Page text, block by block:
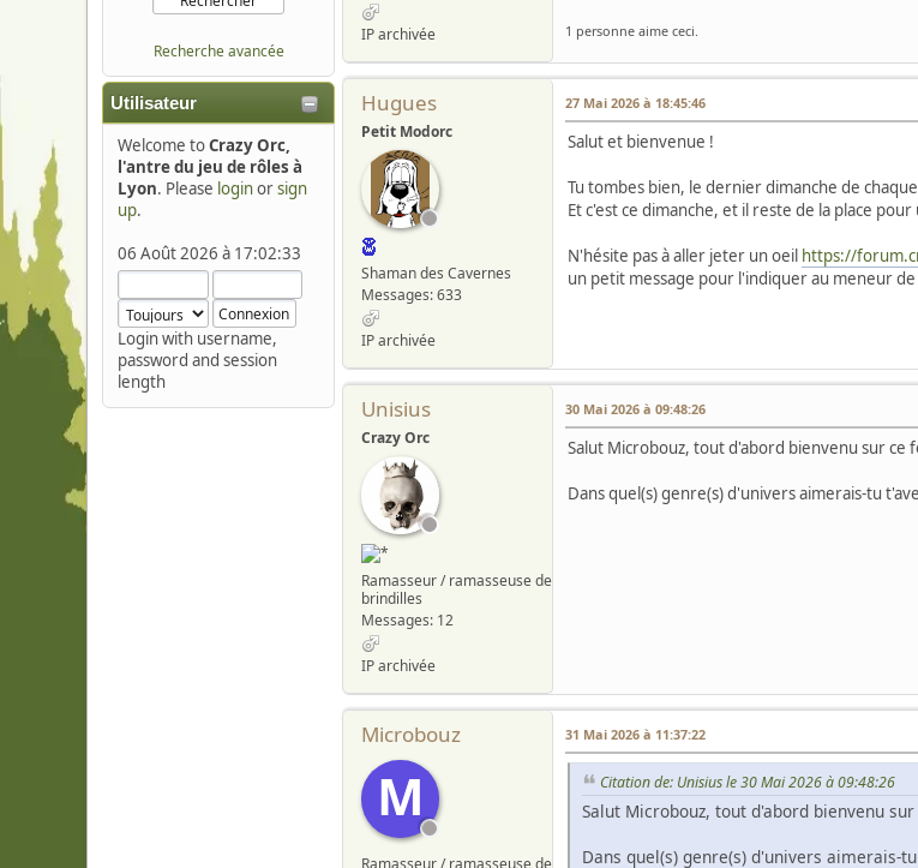
Recherche avancée
Utilisateur
Welcome toCrazy Orc,
l'antre du jeu de rôles à
Lyon. Please loginorsign
up.
06 Août 2026 à 17:02:33
Login with username,
password and session
length
IP archivée 1 personne aime ceci.
Hugues
Petit Modorc
Shaman des Cavernes
Messages: 633
IP archivée
27 Mai 2026 à 18:45:46
Salut et bienvenue !
Tu tombes bien, le dernier dimanche de
Et c'est ce dimanche, et il reste de la place
N'hésite pas à aller jeter un oeil https://
un petit message pour l'indiquer au meneur de
Unisius
Crazy Orc
Ramasseur / ramasseuse de
brindilles
Messages: 12
IP archivée
30 Mai 2026 à 09:48:26
Salut Microbouz, tout d'abord bienvenu sur ce
Dans quel(s) genre(s) d'univers aimerais-tu
Microbouz
M
Ramasseur / ramasseuse de
31 Mai 2026 à 11:37:22
Citation de: Unisius le 30 Mai 2026 à 09:48:26
Salut Microbouz, tout d'abord bienvenu
Dans quel(s) genre(s) d'univers aimerais-